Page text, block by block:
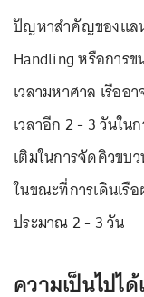
ปัญหาสำคัญของแล
Handling หรือการข
เวลามหาศาล เรืออ
เวลาอีก 2 - 3 วันใน
เติมในการจัดคิวขบ
ในขณะที่การเดินเรื
ประมาณ 2 - 3 วัน
ความเป็นไปไ